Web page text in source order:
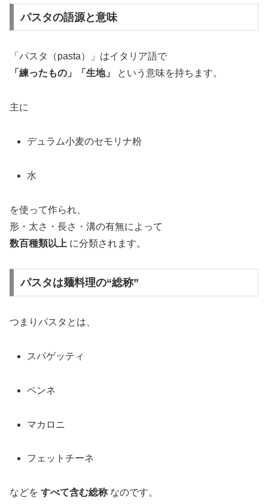
パスタの語源と意味
「パスタ（pasta）」はイタリア語で
「練ったもの」「生地」
という意味を持ちます。
主に
デュラム小麦のセモリナ粉
水
を使って作られ、
形・太さ・長さ・溝の有無によって
数百種類以上 に分類されます。
パスタは麺料理の“総称”
つまりパスタとは、
スパゲッティ
ペンネ
マカロニ
フェットチーネ
などを すべて含む総称 なのです。